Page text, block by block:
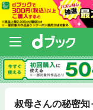
叔母さんの秘密